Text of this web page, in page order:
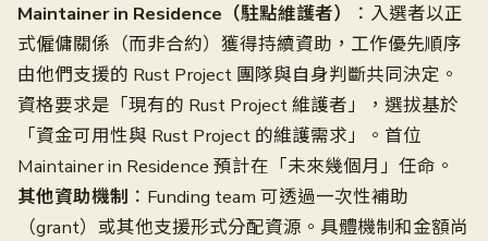
Maintainer in Residence（駐點維護者）
：入選者以正
式僱傭關係（而非合約）獲得持續資助，工作優先順序
由他們支援的 Rust Project 團隊與自身判斷共同決定。
資格要求是「現有的 Rust Project 維護者」，選拔基於
「資金可用性與 Rust Project 的維護需求」。首位
Maintainer in Residence 預計在「未來幾個月」任命。
其他資助機制 ：Funding team 可透過一次性補助
（grant）或其他支援形式分配資源。具體機制和金額尚